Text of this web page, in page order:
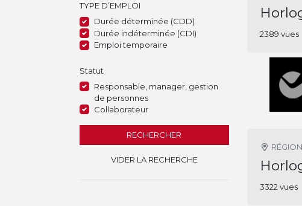
TYPE D’EMPLOI
Durée déterminée (CDD)
Durée indéterminée (CDI)
Emploi temporaire
Statut
Responsable, manager, gestion
de personnes
Collaborateur
RECHERCHER
VIDER LA RECHERCHE
2389 vues
3322 vues